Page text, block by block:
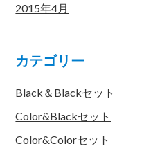
2015年4月
カテゴリー
Black＆Blackセット
Color&Blackセット
Color&Colorセット